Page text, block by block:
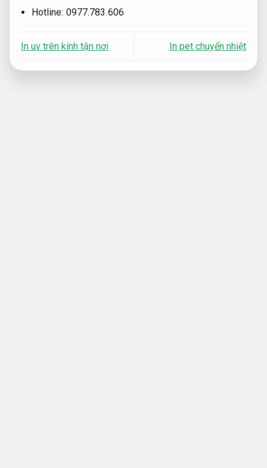
Hotline: 0977.783.606
In uv trên kính tận nơi In pet chuyển nhiệt